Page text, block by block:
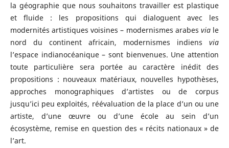
la géographie que nous souhaitons travailler est plastique
et fluide : les propositions qui dialoguent avec les
modernités artistiques voisines – modernismes arabes viale
nord du continent africain, modernismes indiensvia
l’espace indianocéanique – sont bienvenues. Une attention
toute particulière sera portée au caractère inédit des
propositions : nouveaux matériaux, nouvelles hypothèses,
approches monographiques d’artistes ou de corpus
jusqu’ici peu exploités, réévaluation de la place d’un ou une
artiste, d’une œuvre ou d’une école au sein d’un
écosystème, remise en question des « récits nationaux » de
l’art.